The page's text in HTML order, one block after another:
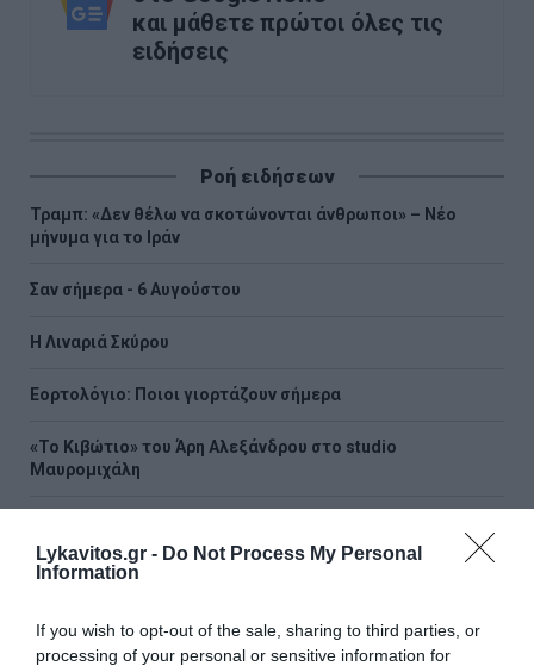
Lykavitos.gr - Do Not Process My Personal
Information
If you wish to opt-out of the sale, sharing to third parties, or
processing of your personal or sensitive information for
και μάθετε πρώτοι όλες τις
ειδήσεις
Ροή ειδήσεων
Τραμπ: «Δεν θέλω να σκοτώνονται άνθρωποι» – Νέο
μήνυμα για το Ιράν
Σαν σήμερα - 6 Αυγούστου
H Λιναριά Σκύρου
Εορτολόγιο: Ποιοι γιορτάζουν σήμερα
«Το Κιβώτιο» του Άρη Αλεξάνδρου στο studio
Μαυρομιχάλη
Αυγούστου έως τις 6 Σεπτεμβρίου